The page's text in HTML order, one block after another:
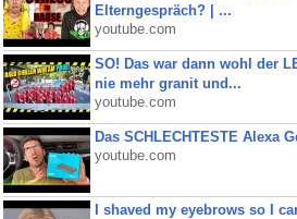
Elterngespräch? | ...
youtube.com
SO! Das war dann wohl der
nie mehr granit und...
youtube.com
Das SCHLECHTESTE Alexa
youtube.com
I shaved my eyebrows so I